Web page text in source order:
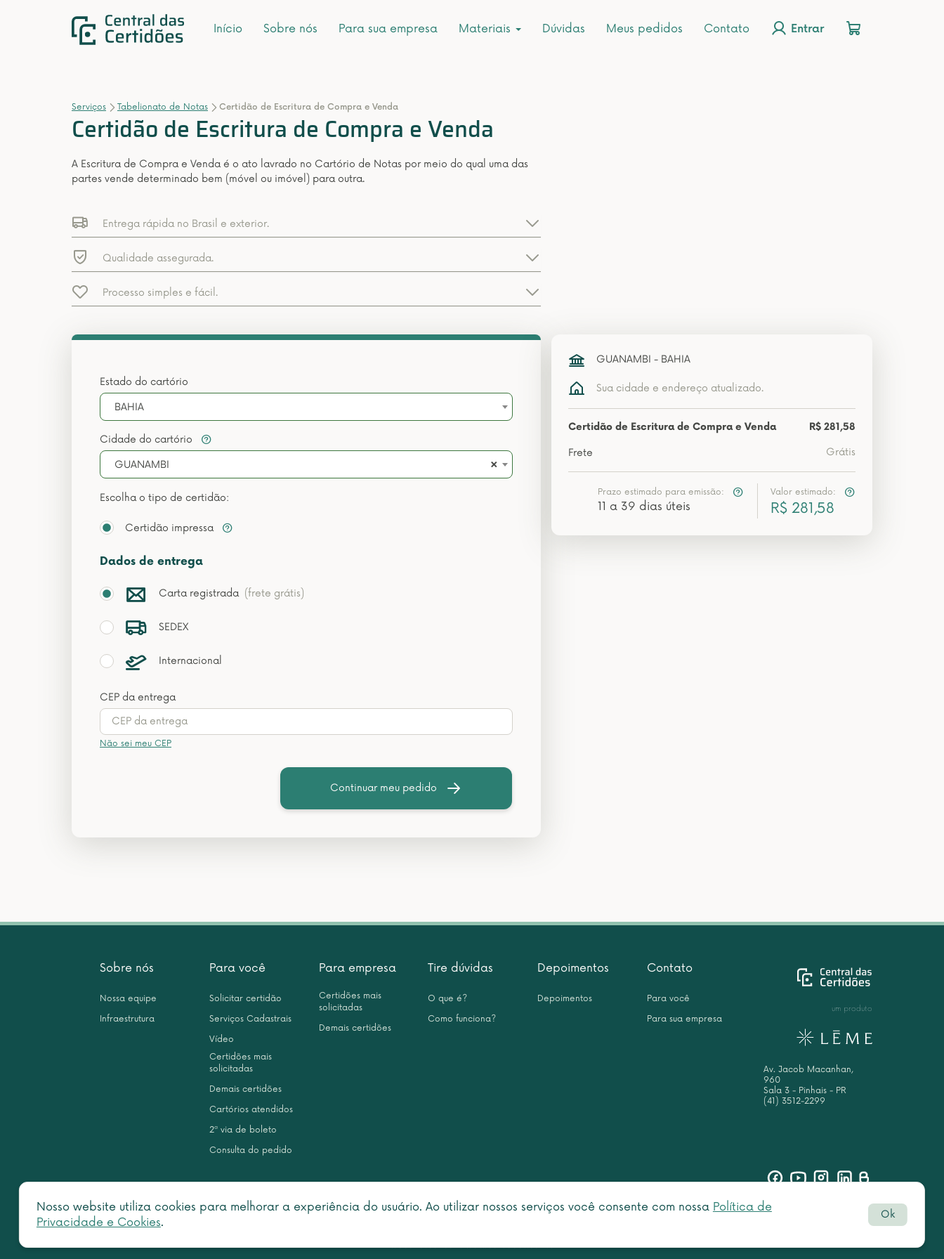
Início Sobre nós Para sua empresa Materiais Dúvidas Meus pedidos Contato Entrar
Serviços Tabelionato de Notas Certidão de Escritura de Compra e Venda
Certidão de Escritura de Compra e Venda
A Escritura de Compra e Venda é o ato lavrado no Cartório de Notas por meio do qual uma das
partes vende determinado bem (móvel ou imóvel) para outra.
Entrega rápida no Brasil e exterior.
Qualidade assegurada.
Processo simples e fácil.
Estado do cartório
BAHIA
Cidade do cartório
×
GUANAMBI
Escolha o tipo de certidão:
Certidão impressa
Dados de entrega
Carta registrada (frete grátis)
SEDEX
Internacional
CEP da entrega
Não sei meu CEP
Continuar meu pedido
GUANAMBI - BAHIA
Sua cidade e endereço atualizado.
Certidão de Escritura de Compra e Venda R$ 281,58
Frete Grátis
Prazo estimado para emissão:
11 a 39 dias úteis
Valor estimado:
R$ 281,58
Nosso website utiliza cookies para melhorar a experiência do usuário. Ao utilizar nossos serviços você consente com nossa Política de
Privacidade e Cookies.
Ok
Sobre nós
Nossa equipe
Infraestrutura
Para você
Solicitar certidão
Serviços Cadastrais
Vídeo
Certidões mais
solicitadas
Demais certidões
Cartórios atendidos
2ª via de boleto
Consulta do pedido
Para empresa
Certidões mais
solicitadas
Demais certidões
Tire dúvidas
O que é?
Como funciona?
Depoimentos
Depoimentos
Contato
Para você
Para sua empresa
um produto
Av. Jacob Macanhan,
960
Sala 3 - Pinhais - PR
(41) 3512-2299
faleconosco@centraldascertidoes.com.br
Botão